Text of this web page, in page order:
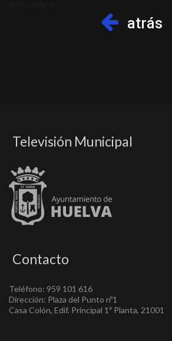
atrás
Televisión Municipal
Contacto
Teléfono: 959 101 616
Dirección: Plaza del Punto nº1
Casa Colón, Edif. Principal 1ª Planta, 21001